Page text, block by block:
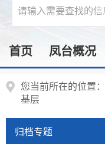
首页 凤台概况
您当前所在的位置：
基层
归档专题